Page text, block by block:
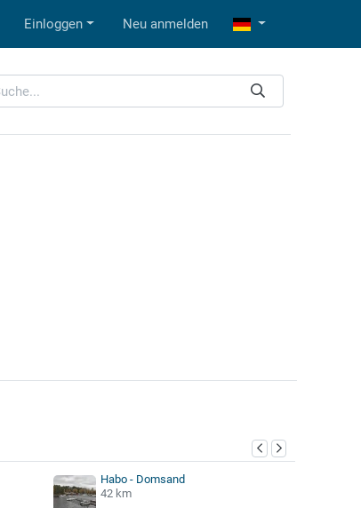
Einloggen Neu anmelden
Habo - Domsand
42 km